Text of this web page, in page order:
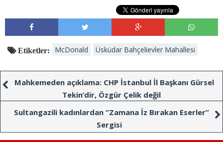
Etiketler: McDonald Üsküdar Bahçelievler Mahallesi
Mahkemeden açıklama: CHP İstanbul İl Başkanı Gürsel
Tekin’dir, Özgür Çelik değil
Sultangazili kadınlardan “Zamana İz Bırakan Eserler”
Sergisi